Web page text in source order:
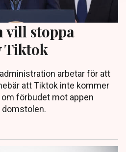
vill stoppa
Tiktok
arbetar för att
att Tiktok inte kommer
om förbudet mot appen
domstolen.